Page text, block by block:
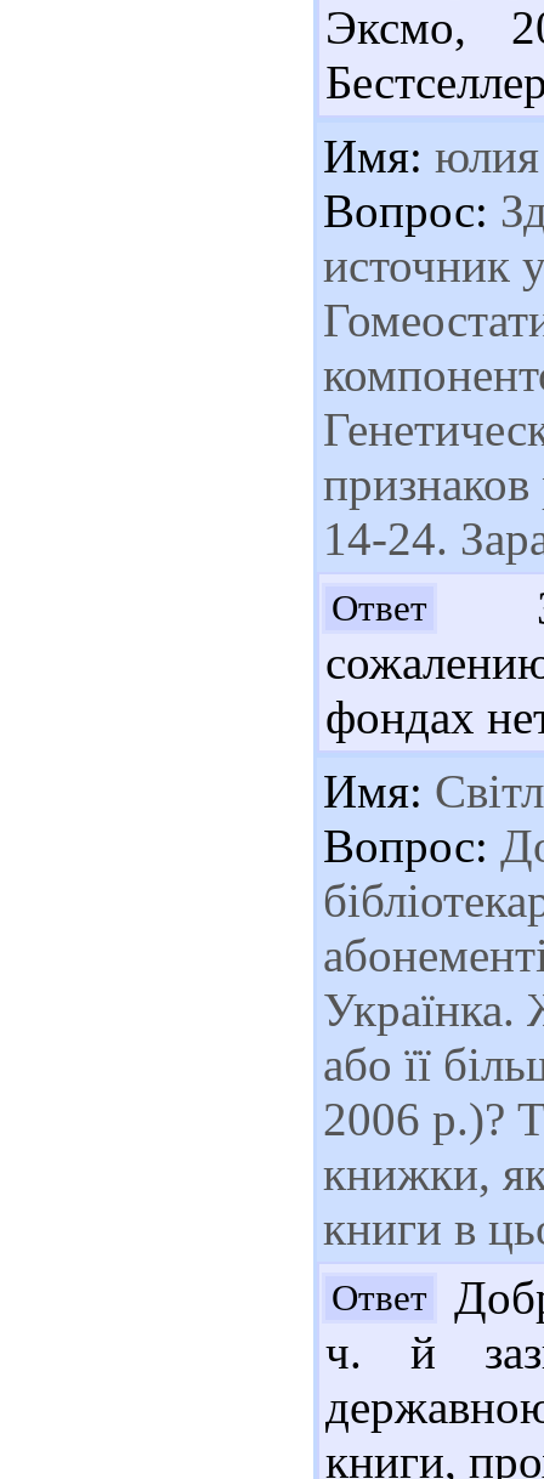
Эксмо,
Имя: юлия
Вопрос:
источник
14-24.
Ответ
фондах
Имя:
Вопрос:
Українка.
або її
2006 р.)?
книжки,
книги в
Ответ
ч. й
книги,